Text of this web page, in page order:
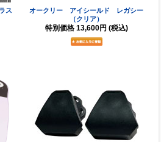
ス
オークリー アイシールド レガシー
（クリア）
特別価格 13,600円 (税込)